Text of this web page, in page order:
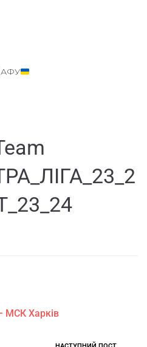
АФУ
МСК Харків